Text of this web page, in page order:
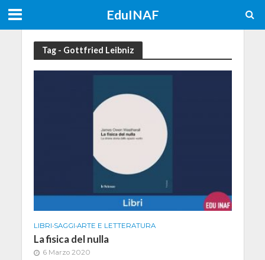
EduINAF
Tag - Gottfried Leibniz
LIBRI•SAGGI•ARTE E LETTERATURA
La fisica del nulla
6 Marzo 2020